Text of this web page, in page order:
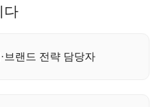
다
브랜드 전략 담당자